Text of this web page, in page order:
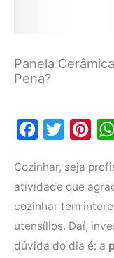
Panela
Pena?
c
e
b
i
t
t
n
t
e
Cozinhar, seja
atividade que
cozinhar tem
utensílios. Daí,
dúvida do dia é: a